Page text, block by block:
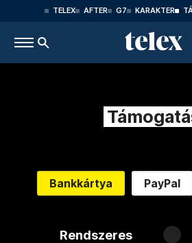
TELEX AFTER G7 KARAKTER
Bankkártya PayPal
Rendszeres